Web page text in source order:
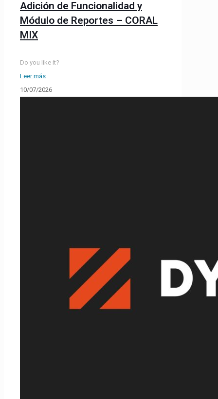
Adición de Funcionalidad y
Módulo de Reportes – CORAL
MIX
Do you like it?
Leer más
10/07/2026